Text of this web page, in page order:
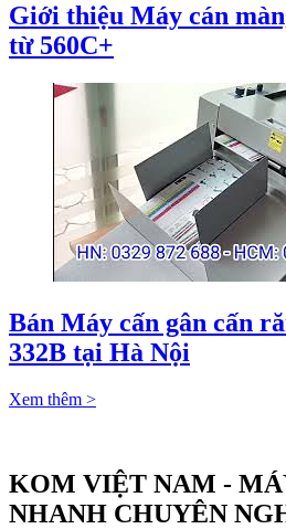
Giới thiệu Máy cán
từ 560C+
Bán Máy cấn gân cấn
332B tại Hà Nội
Xem thêm >
KOM VIỆT NAM -
NHANH CHUYÊN